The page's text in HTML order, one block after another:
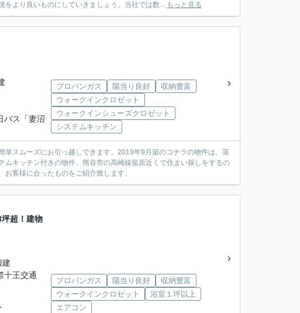
より良いものにしていきましょう。当社では数... もっと見る
バス「妻沼
プロパンガス 陽当り良好
収納豊富
ウォークインクロゼット
ウォークインシューズクロゼット
システムキッチン
スムーズにお引っ越しできます。2019年9月築のコチラの物件は、落
キッチン付きの物件。熊谷市の高崎線籠原近くで住まい探しをするの
客様に合ったものをご紹介致します。
超！建物
建
十王交通
プロパンガス 陽当り良好
収納豊富
ウォークインクロゼット
浴室１坪以上
エアコン